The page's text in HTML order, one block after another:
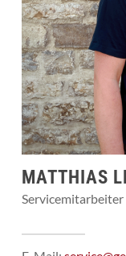
MATTHIAS
Servicemitarbeiter